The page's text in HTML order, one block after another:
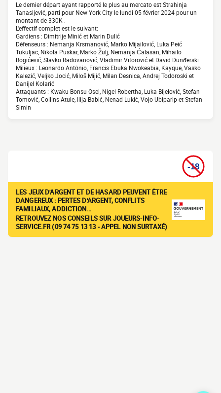
Le dernier départ ayant rapporté le plus au mercato est Strahinja
Tanasijević, parti pour New York City le lundi 05 février 2024 pour un
montant de 330K .
L'effectif complet est le suivant:
Gardiens : Dimitrije Minić et Marin Dulić
Défenseurs : Nemanja Krsmanović, Marko Mijailović, Luka Peić
Tukuljac, Nikola Puskar, Marko Žulj, Nemanja Ćalasan, Mihailo
Bogićević, Slavko Radovanović, Vladimir Vitorović et David Dunđerski
Milieux : Leonardo Antônio, Francis Ebuka Nwokeabia, Kayque, Vasko
Kalezić, Veljko Jocić, Miloš Mijić, Milan Desnica, Andrej Todoroski et
Danijel Kolarić
Attaquants : Kwaku Bonsu Osei, Nigel Robertha, Luka Bijelović, Stefan
Tomović, Collins Atule, Ilija Babić, Nenad Lukić, Vojo Ubiparip et Stefan
Simin
LES JEUX D'ARGENT ET DE HASARD PEUVENT ÊTRE
DANGEREUX : PERTES D'ARGENT, CONFLITS
FAMILIAUX, ADDICTION…
RETROUVEZ NOS CONSEILS SUR JOUEURS-INFO-
SERVICE.FR (09 74 75 13 13 - APPEL NON SURTAXÉ)